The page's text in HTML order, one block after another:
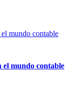
el mundo contable